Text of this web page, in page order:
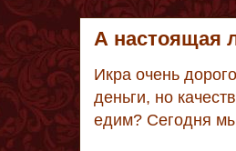
А настоящая
Икра очень
деньги, но
едим? Сегодня